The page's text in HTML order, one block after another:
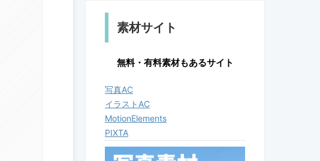
素材サイト
無料・有料素材もあるサイト
写真AC
イラストAC
MotionElements
PIXTA